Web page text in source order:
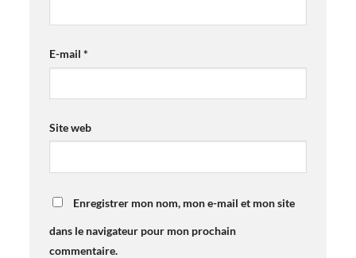
E-mail*
Site web
Enregistrer mon nom, mon e-mail et mon site
dans le navigateur pour mon prochain
commentaire.